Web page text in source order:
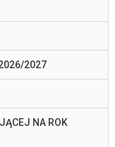
2027
NA ROK